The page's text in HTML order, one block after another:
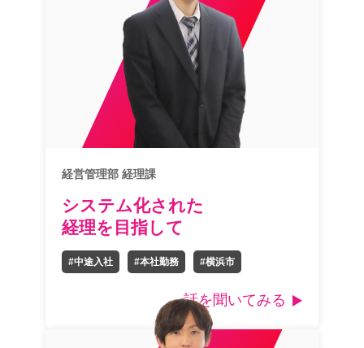
経営管理部 経理課
システム化された
経理を目指して
#中途入社 #本社勤務 #横浜市
話を聞いてみる